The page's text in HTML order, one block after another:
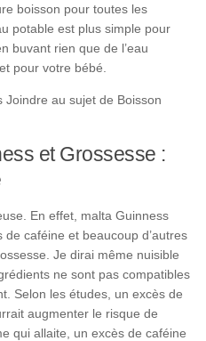
boisson pour toutes les
potable est plus simple pour
buvant rien que de l’eau
pour votre bébé.
au sujet de Boisson
et Grossesse :
En effet, malta Guinness
caféine et beaucoup d’autres
Je dirai même nuisible
ne sont pas compatibles
Selon les études, un excès de
augmenter le risque de
qui allaite, un excès de caféine